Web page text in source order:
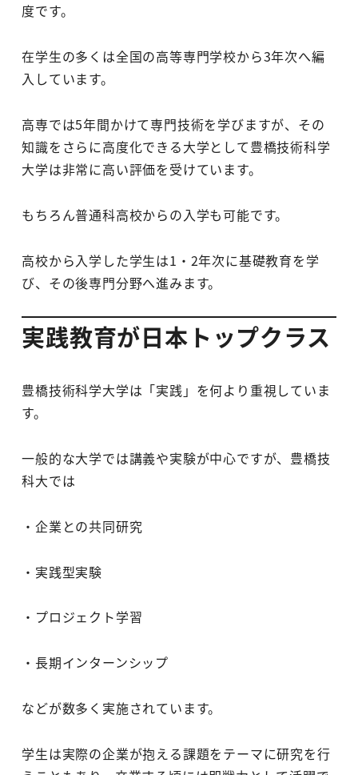
度です。
在学生の多くは全国の高等専門学校から3年次へ編
入しています。
高専では5年間かけて専門技術を学びますが、その
知識をさらに高度化できる大学として豊橋技術科学
大学は非常に高い評価を受けています。
もちろん普通科高校からの入学も可能です。
高校から入学した学生は1・2年次に基礎教育を学
び、その後専門分野へ進みます。
実践教育が日本トップクラス
豊橋技術科学大学は「実践」を何より重視していま
す。
一般的な大学では講義や実験が中心ですが、豊橋技
科大では
・企業との共同研究
・実践型実験
・プロジェクト学習
・長期インターンシップ
などが数多く実施されています。
学生は実際の企業が抱える課題をテーマに研究を行